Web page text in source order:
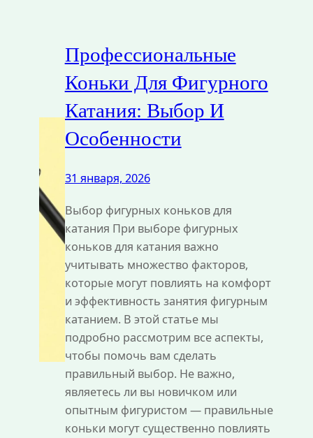
Профессиональные
Коньки Для Фигурного
Катания: Выбор И
Особенности
31 января, 2026
Выбор фигурных коньков для
катания При выборе фигурных
коньков для катания важно
учитывать множество факторов,
которые могут повлиять на комфорт
и эффективность занятия фигурным
катанием. В этой статье мы
подробно рассмотрим все аспекты,
чтобы помочь вам сделать
правильный выбор. Не важно,
являетесь ли вы новичком или
опытным фигуристом — правильные
коньки могут существенно повлиять